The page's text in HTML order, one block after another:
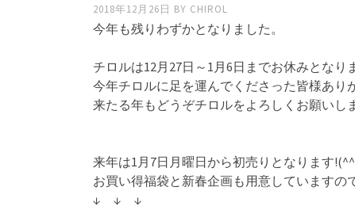
2018年12月26日 BY CHIROL
今年も残りわずかとなりました。
チロルは12月27日～1月6日までお休みとなり
今年チロルに足を運んでくださった皆様あり
来たる年もどうぞチロルをよろしくお願いし
来年は1月7日月曜日から初売りとなります
お買い得福袋と新春企画も用意していますの
↓ ↓ ↓